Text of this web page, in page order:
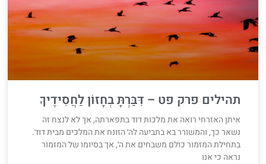
תהילים פרק פט – דִּבַּרְתָּ בְחָזוֹן לַחֲסִידֶיךָ
איתן האזרחי רואה את מלכות דוד בתפארתה, אך לא לנצח זה
נשאר כך, והמשורר בא בתביעה לה׳ הזונח את המלכים מבית דוד.
בתחילת המזמור כולם משבחים את ה׳, אך בסיומו של המזמור
נראה כי אנו